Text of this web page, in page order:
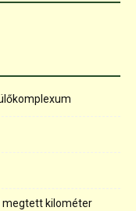
megtett kilométer